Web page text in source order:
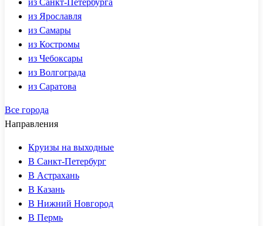
из Санкт-Петербурга
из Ярославля
из Самары
из Костромы
из Чебоксары
из Волгограда
из Саратова
Все города
Направления
Круизы на выходные
В Санкт-Петербург
В Астрахань
В Казань
В Нижний Новгород
В Пермь